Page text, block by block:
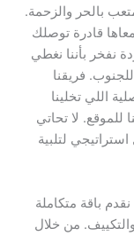
بالحر والزحمة.
قادرة توصلك
نفخر بأننا نغطي
فريقنا
اللي تخلينا
لا تحاتي
لتلبية
باقة متكاملة
والتكييف. من خلال